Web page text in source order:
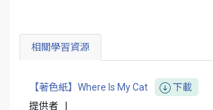
相關學習資源
【著色紙】Where Is My Cat
下載
提供者